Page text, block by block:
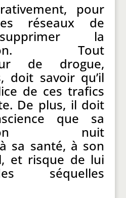
pour
réseaux de
la
Tout
de drogue,
doit savoir qu’il
de ces trafics
De plus, il doit
que sa
nuit
sa santé, à son
et risque de lui
séquelles